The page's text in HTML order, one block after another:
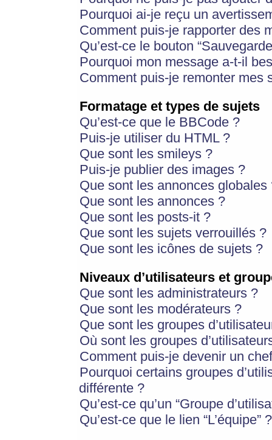
Pourquoi ai-je reçu un
Comment puis-je rapporter des
Qu’est-ce le bouton
Pourquoi mon message a-t-il
Comment puis-je remonter mes
Formatage et types de sujets
Qu’est-ce que le BBCode ?
Puis-je utiliser du HTML ?
Que sont les smileys ?
Puis-je publier des images ?
Que sont les annonces globales
Que sont les annonces ?
Que sont les posts-it ?
Que sont les sujets verrouillés ?
Que sont les icônes de sujets ?
Niveaux d’utilisateurs et
Que sont les administrateurs ?
Que sont les modérateurs ?
Que sont les groupes
Où sont les groupes
Comment puis-je devenir un
Pourquoi certains groupes
différente ?
Qu’est-ce qu’un “Groupe
Qu’est-ce que le lien “L’équipe” ?